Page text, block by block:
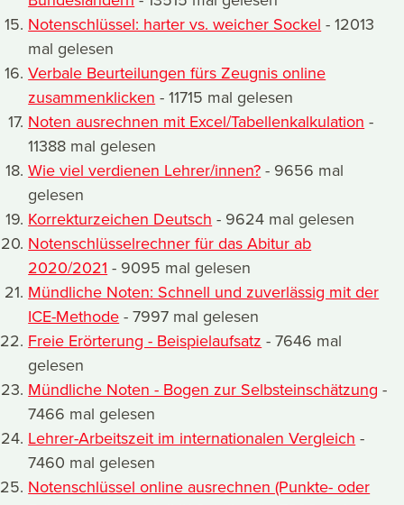
Notenschlüssel: harter vs. weicher Sockel - 12013
mal gelesen
Verbale Beurteilungen fürs Zeugnis online
zusammenklicken - 11715 mal gelesen
Noten ausrechnen mit Excel/Tabellenkalkulation -
11388 mal gelesen
Wie viel verdienen Lehrer/innen? - 9656 mal
gelesen
Korrekturzeichen Deutsch - 9624 mal gelesen
Notenschlüsselrechner für das Abitur ab
2020/2021 - 9095 mal gelesen
Mündliche Noten: Schnell und zuverlässig mit der
ICE-Methode - 7997 mal gelesen
Freie Erörterung - Beispielaufsatz - 7646 mal
gelesen
Mündliche Noten - Bogen zur Selbsteinschätzung -
7466 mal gelesen
Lehrer-Arbeitszeit im internationalen Vergleich -
7460 mal gelesen
Notenschlüssel online ausrechnen (Punkte- oder